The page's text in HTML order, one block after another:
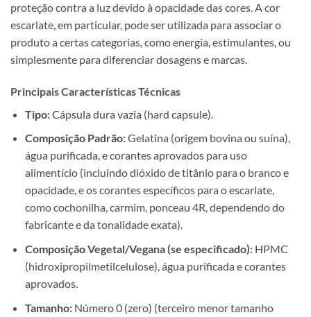
proteção contra a luz devido à opacidade das cores. A cor
escarlate, em particular, pode ser utilizada para associar o
produto a certas categorias, como energia, estimulantes, ou
simplesmente para diferenciar dosagens e marcas.
Principais Características Técnicas
Tipo:Cápsula dura vazia (hard capsule).
Composição Padrão:Gelatina (origem bovina ou suína),
água purificada, e corantes aprovados para uso
alimentício (incluindo dióxido de titânio para o branco e
opacidade, e os corantes específicos para o escarlate,
como cochonilha, carmim, ponceau 4R, dependendo do
fabricante e da tonalidade exata).
Composição Vegetal/Vegana (se especificado):HPMC
(hidroxipropilmetilcelulose), água purificada e corantes
aprovados.
Tamanho:Número 0 (zero) (terceiro menor tamanho